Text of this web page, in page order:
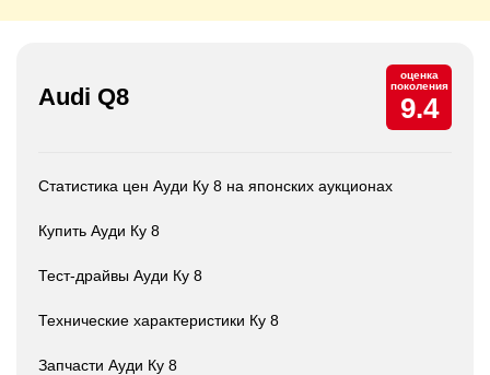
Audi Q8
оценка
поколения
9.4
Статистика цен Ауди Ку 8 на японских аукционах
Купить Ауди Ку 8
Тест-драйвы Ауди Ку 8
Технические характеристики Ку 8
Запчасти Ауди Ку 8